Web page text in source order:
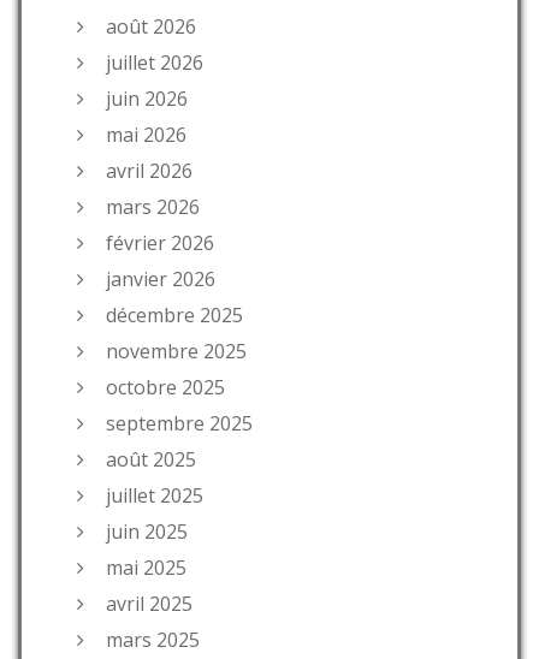
août 2026
juillet 2026
juin 2026
mai 2026
avril 2026
mars 2026
février 2026
janvier 2026
décembre 2025
novembre 2025
octobre 2025
septembre 2025
août 2025
juillet 2025
juin 2025
mai 2025
avril 2025
mars 2025